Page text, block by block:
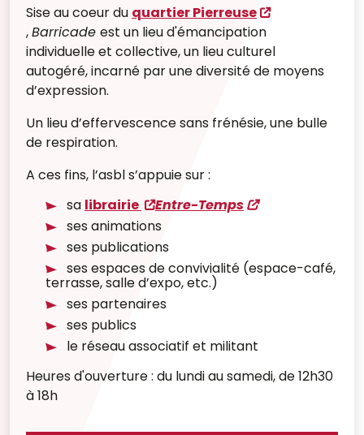
Sise au coeur du quartier Pierreuse
,Barricade est un lieu d'émancipation
individuelle et collective, un lieu culturel
autogéré, incarné par une diversité de moyens
d’expression.
Un lieu d’effervescence sans frénésie, une bulle
de respiration.
A ces fins, l’asbl s’appuie sur :
sa librairie
Entre-Temps
ses animations
ses publications
ses espaces de convivialité (espace-café,
terrasse, salle d’expo, etc.)
ses partenaires
ses publics
le réseau associatif et militant
Heures d'ouverture : du lundi au samedi, de 12h30
à 18h